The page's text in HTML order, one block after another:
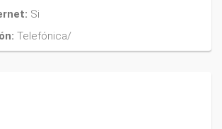
Si
Telefónica/